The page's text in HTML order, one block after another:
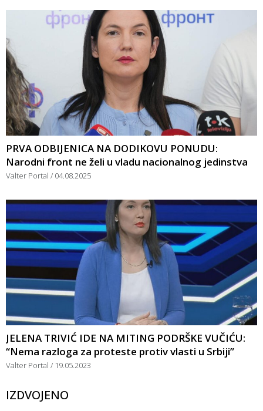
PRVA ODBIJENICA NA DODIKOVU PONUDU:
Narodni front ne želi u vladu nacionalnog jedinstva
Valter Portal 04.08.2025
JELENA TRIVIĆ IDE NA MITING PODRŠKE VUČIĆU:
“Nema razloga za proteste protiv vlasti u Srbiji”
Valter Portal 19.05.2023
IZDVOJENO